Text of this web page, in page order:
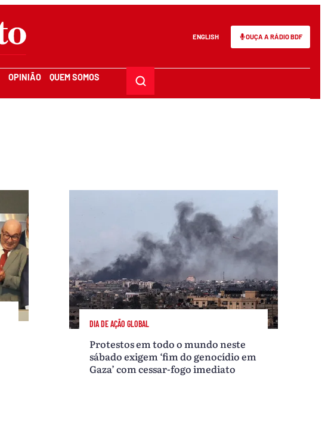
ENGLISH OUÇA A RÁDIO BDF
OPINIÃO QUEM SOMOS
DIA DE AÇÃO GLOBAL
Protestos em todo o mundo neste
sábado exigem ‘fim do genocídio em
Gaza’ com cessar-fogo imediato